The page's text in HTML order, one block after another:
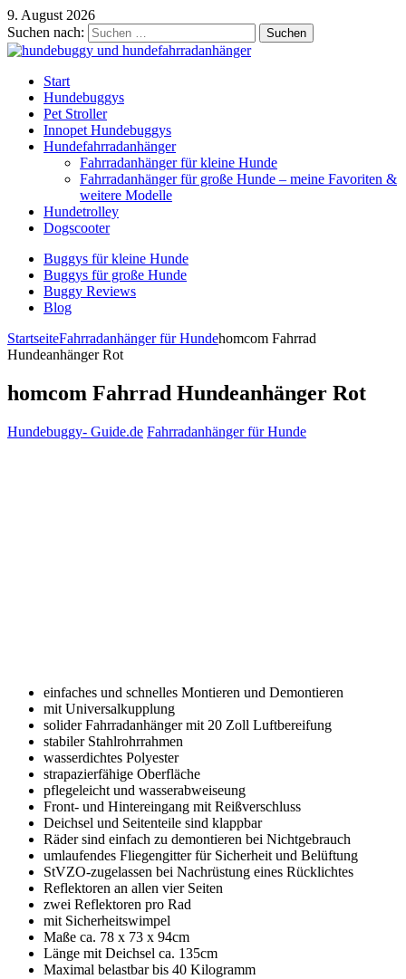
9. August 2026
Suchen nach:
Start
Hundebuggys
Pet Stroller
Innopet Hundebuggys
Hundefahrradanhänger
Fahrradanhänger für kleine Hunde
Fahrradanhänger für große Hunde – meine Favoriten &
weitere Modelle
Hundetrolley
Dogscooter
Buggys für kleine Hunde
Buggys für große Hunde
Buggy Reviews
Blog
StartseiteFahrradanhänger für Hundehomcom Fahrrad
Hundeanhänger Rot
homcom Fahrrad Hundeanhänger Rot
Hundebuggy- Guide.de Fahrradanhänger für Hunde
einfaches und schnelles Montieren und Demontieren
mit Universalkupplung
solider Fahrradanhänger mit 20 Zoll Luftbereifung
stabiler Stahlrohrrahmen
wasserdichtes Polyester
strapazierfähige Oberfläche
pflegeleicht und wasserabweiseung
Front- und Hintereingang mit Reißverschluss
Deichsel und Seitenteile sind klappbar
Räder sind einfach zu demontieren bei Nichtgebrauch
umlaufendes Fliegengitter für Sicherheit und Belüftung
StVZO-zugelassen bei Nachrüstung eines Rücklichtes
Reflektoren an allen vier Seiten
zwei Reflektoren pro Rad
mit Sicherheitswimpel
Maße ca. 78 x 73 x 94cm
Länge mit Deichsel ca. 135cm
Maximal belastbar bis 40 Kilogramm